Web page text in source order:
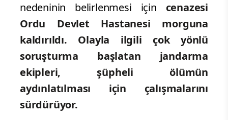
nedeninin belirlenmesi için cenazesi
Ordu Devlet Hastanesi morguna
kaldırıldı.
Olayla ilgili çok yönlü
soruşturma başlatan jandarma
ekipleri, şüpheli ölümün
aydınlatılması için çalışmalarını
sürdürüyor.